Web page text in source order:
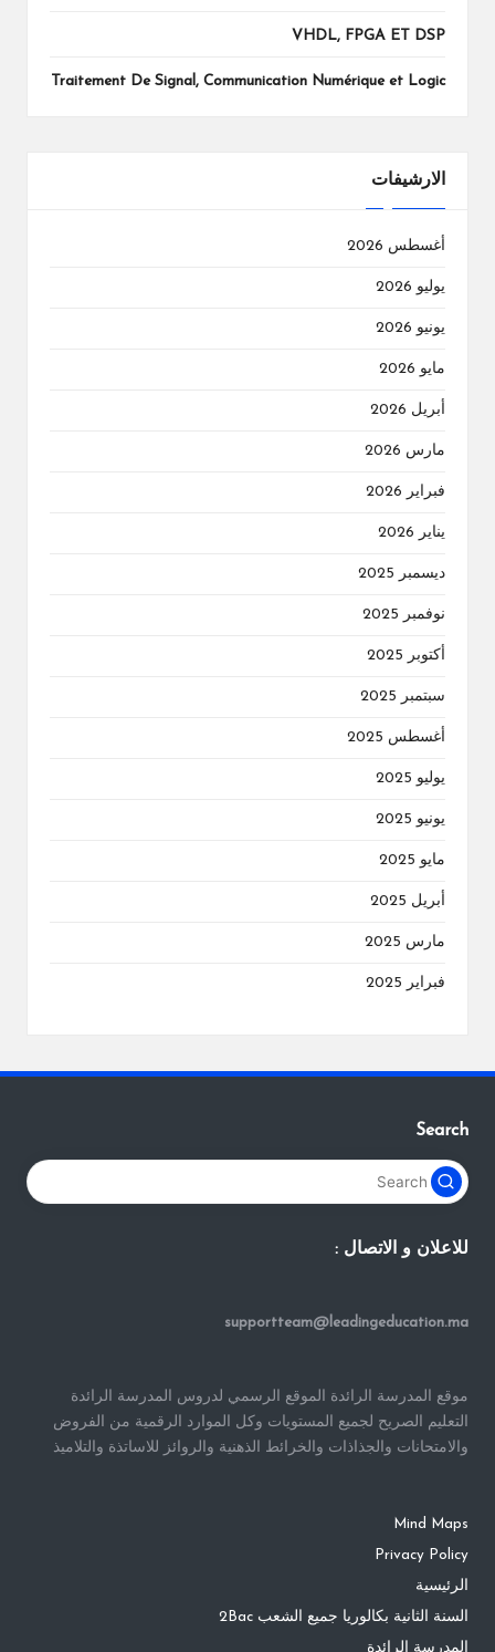
VHDL, FPGA ET DSP
Traitement De Signal, Communication Numérique et Logic
الارشيفات
أغسطس 2026
يوليو 2026
يونيو 2026
مايو 2026
أبريل 2026
مارس 2026
فبراير 2026
يناير 2026
ديسمبر 2025
نوفمبر 2025
أكتوبر 2025
سبتمبر 2025
أغسطس 2025
يوليو 2025
يونيو 2025
مايو 2025
أبريل 2025
مارس 2025
فبراير 2025
Search
للاعلان و الاتصال :
supportteam@leadingeducation.ma
موقع المدرسة الرائدة الموقع الرسمي لدروس المدرسة الرائدة
التعليم الصريح لجميع المستويات وكل الموارد الرقمية من الفروض
والامتحانات والجذاذات والخرائط الذهنية والروائز للاساتذة والتلاميذ
Mind Maps
Privacy Policy
الرئيسية
السنة الثانية بكالوريا جميع الشعب 2Bac
المدرسة الرائدة